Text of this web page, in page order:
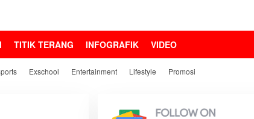
TITIK TERANG INFOGRAFIK VIDEO
Exschool Entertainment Lifestyle Promosi